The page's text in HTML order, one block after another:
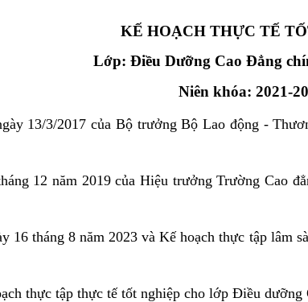
KẾ HOẠCH THỰC TẾ
Lớp: Điều Dưỡng Cao Đẳng
Niên khóa: 2021-
13/3/2017 của Bộ trưởng Bộ Lao động -
12 năm 2019 của Hiệu trưởng Trường Cao
16 tháng 8 năm 2023 và Kế hoạch thực tập lâm
thực tập thực tế tốt nghiệp cho lớp Điều